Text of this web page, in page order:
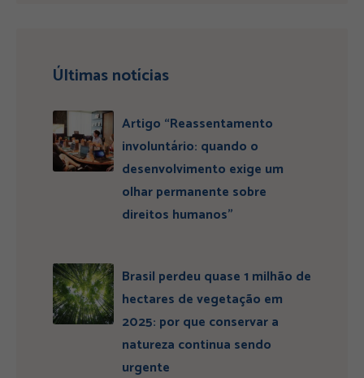
Últimas notícias
Artigo “Reassentamento
involuntário: quando o
desenvolvimento exige um
olhar permanente sobre
direitos humanos”
Brasil perdeu quase 1 milhão de
hectares de vegetação em
2025: por que conservar a
natureza continua sendo
urgente